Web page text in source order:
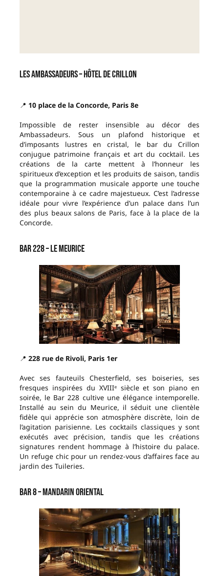
Les Ambassadeurs – Hôtel de Crillon
📍 10 place de la Concorde, Paris 8e
Impossible de rester insensible au décor des
Ambassadeurs. Sous un plafond historique et
d’imposants lustres en cristal, le bar du Crillon
conjugue patrimoine français et art du cocktail. Les
créations de la carte mettent à l’honneur les
spiritueux d’exception et les produits de saison, tandis
que la programmation musicale apporte une touche
contemporaine à ce cadre majestueux. C’est l’adresse
idéale pour vivre l’expérience d’un palace dans l’un
des plus beaux salons de Paris, face à la place de la
Concorde.
Bar 228 – Le Meurice
📍 228 rue de Rivoli, Paris 1er
Avec ses fauteuils Chesterfield, ses boiseries, ses
fresques inspirées du XVIIIᵉ siècle et son piano en
soirée, le Bar 228 cultive une élégance intemporelle.
Installé au sein du Meurice, il séduit une clientèle
fidèle qui apprécie son atmosphère discrète, loin de
l’agitation parisienne. Les cocktails classiques y sont
exécutés avec précision, tandis que les créations
signatures rendent hommage à l’histoire du palace.
Un refuge chic pour un rendez-vous d’affaires face au
jardin des Tuileries.
Bar 8 – Mandarin Oriental